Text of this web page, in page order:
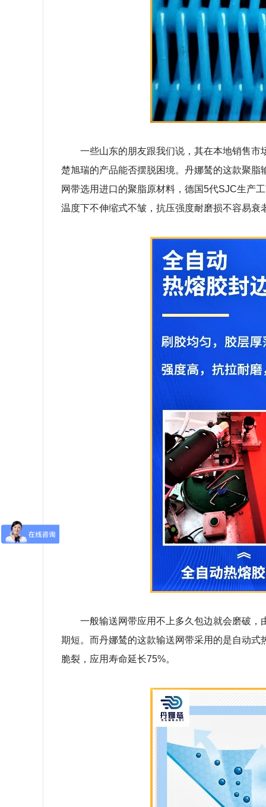
一些山东的朋友跟我们说，其在本地销售
楚旭瑞的产品能否摆脱困境。丹娜鸶的这款聚脂
网带选用进口的聚脂原材料，德国5代SJC生产
温度下不伸缩式不皱，抗压强度耐磨损不容易衰
一般输送网带应用不上多久包边就会磨破
期短。而丹娜鸶的这款输送网带采用的是自动
脆裂，应用寿命延长75%。